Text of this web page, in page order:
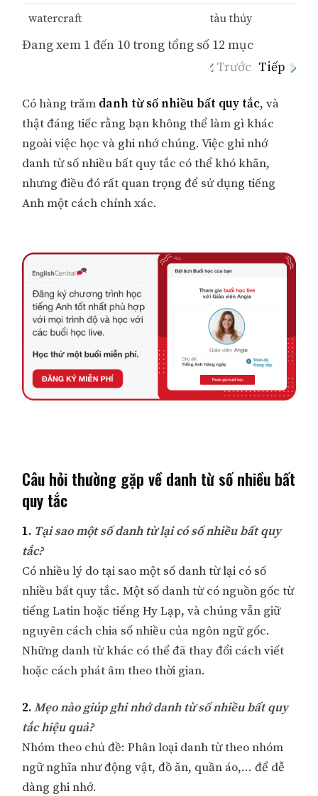
watercraft tàu thủy
Đang xem 1 đến 10 trong tổng số 12 mục
Trước Tiếp
Có hàng trăm danh từ số nhiều bất quy tắc, và
thật đáng tiếc rằng bạn không thể làm gì khác
ngoài việc học và ghi nhớ chúng. Việc ghi nhớ
danh từ số nhiều bất quy tắc có thể khó khăn,
nhưng điều đó rất quan trọng để sử dụng tiếng
Anh một cách chính xác.
Câu hỏi thường gặp về danh từ số nhiều bất
quy tắc
1. Tại sao một số danh từ lại có số nhiều bất quy
tắc?
Có nhiều lý do tại sao một số danh từ lại có số
nhiều bất quy tắc. Một số danh từ có nguồn gốc từ
tiếng Latin hoặc tiếng Hy Lạp, và chúng vẫn giữ
nguyên cách chia số nhiều của ngôn ngữ gốc.
Những danh từ khác có thể đã thay đổi cách viết
hoặc cách phát âm theo thời gian.
2.Mẹo nào giúp ghi nhớ danh từ số nhiều bất quy
tắc hiệu quả?
Nhóm theo chủ đề: Phân loại danh từ theo nhóm
ngữ nghĩa như động vật, đồ ăn, quần áo,… để dễ
dàng ghi nhớ.